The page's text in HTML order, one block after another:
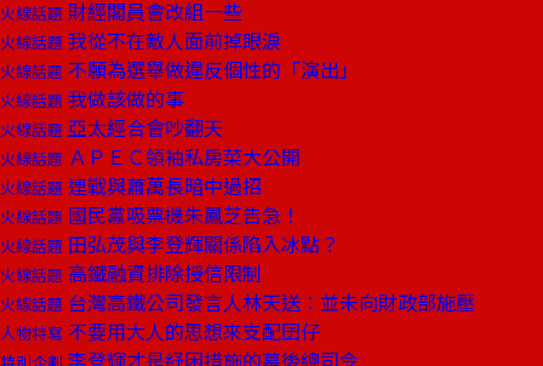
火線話題 財經閣員會改組一些
火線話題 我從不在敵人面前掉眼淚
火線話題 不願為選舉做違反個性的「演出」
火線話題 我做該做的事
火線話題 亞太經合會吵翻天
火線話題 ＡＰＥＣ領袖私房菜大公開
火線話題 連戰與蕭萬長暗中過招
火線話題 國民黨吸票機朱鳳芝告急！
火線話題 田弘茂與李登輝關係陷入冰點？
火線話題 高鐵融資排除授信限制
火線話題 台灣高鐵公司發言人林天送：並未向財政部施壓
人物特寫 不要用大人的思想來支配囝仔
李登輝才是紓困措施的幕後總司令